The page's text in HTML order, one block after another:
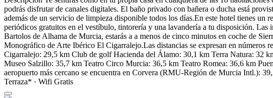
podrás disfrutar de canales digitales. El baño privado con bañera o ducha está
además de un servicio de limpieza disponible todos los días.En este hotel tienes
periódicos gratuitos en el vestíbulo, tintorería y una lavandería a tu disposición. Las
Bartolos de Alhama de Murcia, estarás a a menos de cinco minutos en coche de
Monográfico de Arte Ibérico El Cigarralejo.Las distancias se expresan en
Cigarralejo: 29,5 km Club de golf Hacienda del Álamo: 30,1 km Terra Natura: 32
Museo Salzillo: 35,7 km Teatro Circo Murcia: 36,5 km Teatro Romea: 36,6 km
aeropuerto más cercano se encuentra en Corvera (RMU-Región de Murcia Intl.):
Terraza* · Wifi Gratis